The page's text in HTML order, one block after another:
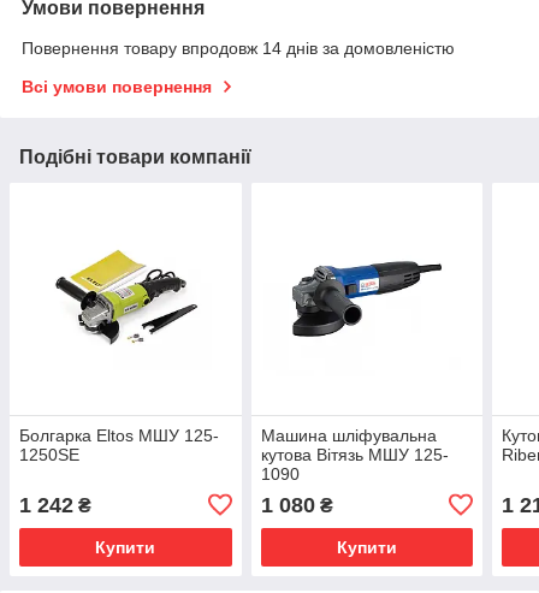
Умови повернення
Повернення товару впродовж 14 днів за домовленістю
Всі умови повернення
Подібні товари компанії
Болгарка Eltos МШУ 125-
1250SE
1 242 ₴
Купити
Машина шліфувальна
кутова Вітязь МШУ 125-
1090
1 080₴
Купити
1